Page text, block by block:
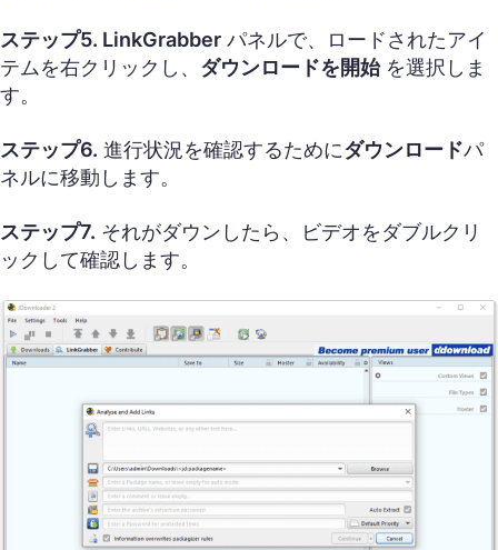
ステップ5. LinkGrabber パネルで、ロードされたアイ
テムを右クリックし、 ダウンロードを開始を選択しま
す。
ステップ6. 進行状況を確認するためにダウンロードパ
ネルに移動します。
ステップ7. それがダウンしたら、ビデオをダブルクリ
ックして確認します。